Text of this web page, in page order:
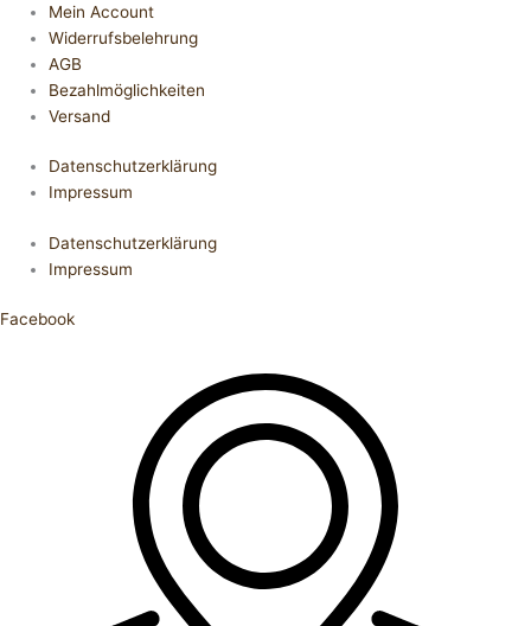
Mein Account
Widerrufsbelehrung
AGB
Bezahlmöglichkeiten
Versand
Datenschutzerklärung
Impressum
Datenschutzerklärung
Impressum
Facebook